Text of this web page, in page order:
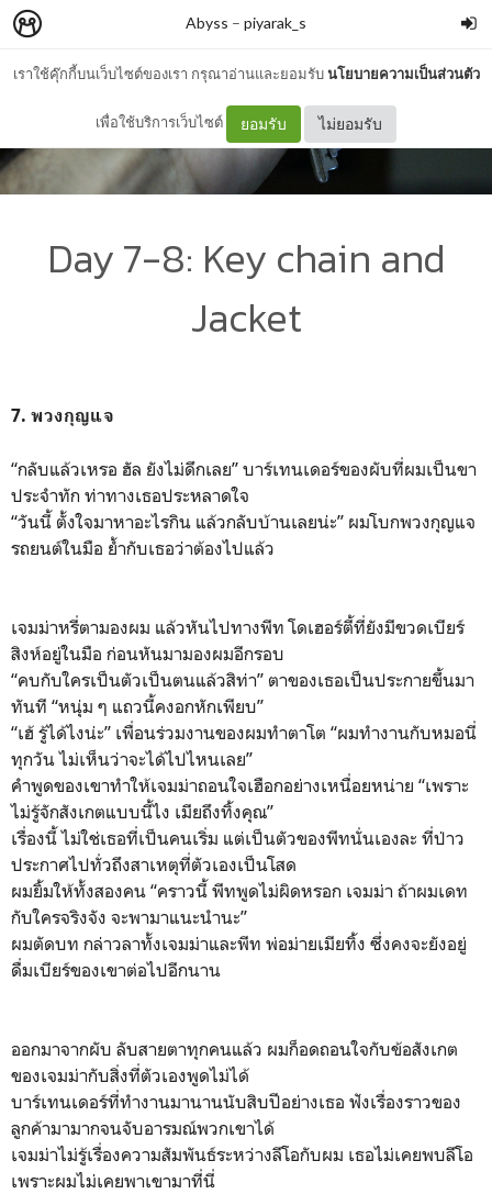
เราใช้คุ๊กกี้บนเว็บไซต์ของเรา กรุณาอ่านและยอมรับนโยบายความเป็นส่วนตัว
เพื่อใช้บริการเว็บไซต์ ยอมรับ ไม่ยอมรับ
Abyss – piyarak_s
Day 7-8: Key chain and
Jacket
7. พวงกุญแจ
“กลับแล้วเหรอ ฮัล ยังไม่ดึกเลย” บาร์เทนเดอร์ของผับที่ผมเป็นขา
ประจำทัก ท่าทางเธอประหลาดใจ
“วันนี้ ตั้งใจมาหาอะไรกิน แล้วกลับบ้านเลยน่ะ” ผมโบกพวงกุญแจ
รถยนต์ในมือ ย้ำกับเธอว่าต้องไปแล้ว
เจมม่าหรี่ตามองผม แล้วหันไปทางพีท โดเฮอร์ตี้ที่ยังมีขวดเบียร์
สิงห์อยู่ในมือ ก่อนหันมามองผมอีกรอบ
“คบกับใครเป็นตัวเป็นตนแล้วสิท่า” ตาของเธอเป็นประกายขึ้นมา
ทันที “หนุ่ม ๆ แถวนี้คงอกหักเพียบ”
“เฮ้ รู้ได้ไงน่ะ” เพื่อนร่วมงานของผมทำตาโต “ผมทำงานกับหมอนี่
ทุกวัน ไม่เห็นว่าจะได้ไปไหนเลย”
คำพูดของเขาทำให้เจมม่าถอนใจเฮือกอย่างเหนื่อยหน่าย “เพราะ
ไม่รู้จักสังเกตแบบนี้ไง เมียถึงทิ้งคุณ”
เรื่องนี้ ไม่ใช่เธอที่เป็นคนเริ่ม แต่เป็นตัวของพีทนั่นเองละ ที่ป่าว
ประกาศไปทั่วถึงสาเหตุที่ตัวเองเป็นโสด
ผมยิ้มให้ทั้งสองคน “คราวนี้ พีทพูดไม่ผิดหรอก เจมม่า ถ้าผมเดท
กับใครจริงจัง จะพามาแนะนำนะ”
ผมตัดบท กล่าวลาทั้งเจมม่าและพีท พ่อม่ายเมียทิ้ง ซึ่งคงจะยังอยู่
ดื่มเบียร์ของเขาต่อไปอีกนาน
ออกมาจากผับ ลับสายตาทุกคนแล้ว ผมก็อดถอนใจกับข้อสังเกต
ของเจมม่ากับสิ่งที่ตัวเองพูดไม่ได้
บาร์เทนเดอร์ที่ทำงานมานานนับสิบปีอย่างเธอ ฟังเรื่องราวของ
ลูกค้ามามากจนจับอารมณ์พวกเขาได้
เจมม่าไม่รู้เรื่องความสัมพันธ์ระหว่างลีโอกับผม เธอไม่เคยพบลีโอ
เพราะผมไม่เคยพาเขามาที่นี่